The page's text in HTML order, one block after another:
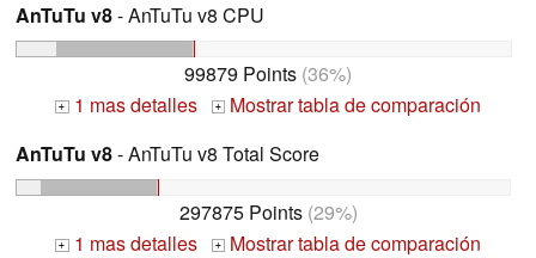
AnTuTu v8- AnTuTu v8 CPU
99879 Points (36%)
+ 1 mas detalles +
Mostrar tabla de comparación
AnTuTu v8- AnTuTu v8 Total Score
297875 Points(29%)
+ 1 mas detalles +
Mostrar tabla de comparación